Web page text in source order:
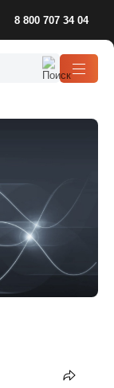
8 800 707 34 04